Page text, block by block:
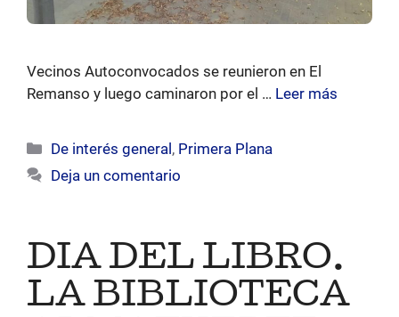
Vecinos Autoconvocados se reunieron en El
Remanso y luego caminaron por el … Leer más
Categorías
De interés general , Primera Plana
Deja un comentario
DIA DEL LIBRO.
LA BIBLIOTECA